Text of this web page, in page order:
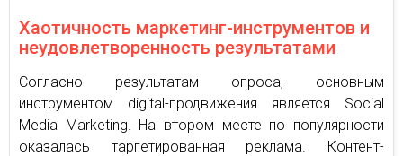
Хаотичность маркетинг-инструментов и
неудовлетворенность результатами
Согласно результатам опроса, основным
инструментом digital-продвижения является Social
Media Marketing. На втором месте по популярности
оказалась таргетированная реклама. Контент-